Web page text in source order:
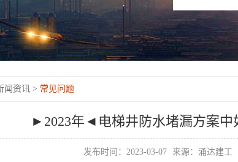
闻资讯 > 常见问题
►2023年◄电梯井防水堵漏方案中
发布时间：2023-03-07 来源：涌达建工